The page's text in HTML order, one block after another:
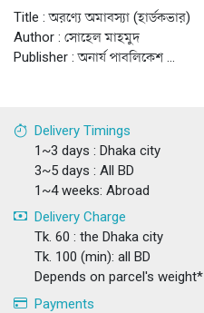
Title : অরণ্যে অমাবস্যা (হার্ডকভার)
Author : সোহেল মাহমুদ
Publisher : অনার্য পাবলিকেশ ...
Delivery Timings
1~3 days : Dhaka city
3~5 days : All BD
1~4 weeks: Abroad
Delivery Charge
Tk. 60 : the Dhaka city
Tk. 100 (min): all BD
Depends on parcel's weight*
Payments